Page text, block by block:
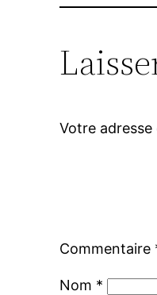
Votre adresse
Commentaire
Nom *